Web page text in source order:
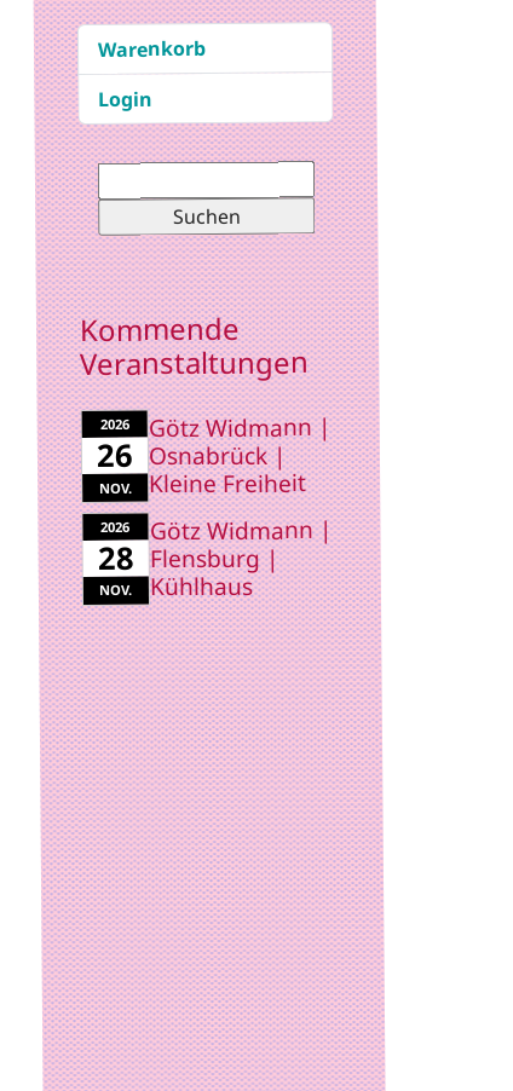
Warenkorb
Login
Suchen
nach:
Kommende
Veranstaltungen
2026
26
NOV.
Götz Widmann |
Osnabrück |
Kleine Freiheit
2026
28
NOV.
Götz Widmann |
Flensburg |
Kühlhaus